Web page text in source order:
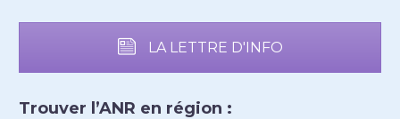
LA LETTRE D'INFO
Trouver l’ANR en région :